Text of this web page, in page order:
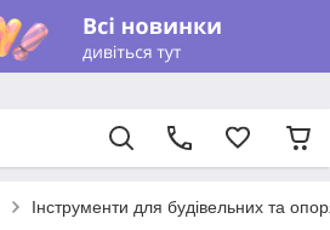
Інструменти для будівельних та